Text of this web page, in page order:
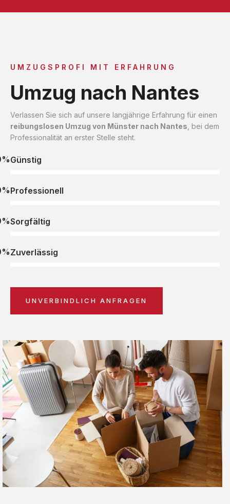
UMZUGSPROFI MIT ERFAHRUNG
Umzug nach Nantes
Verlassen Sie sich auf unsere langjährige Erfahrung für einen
reibungslosen Umzug von Münster nach Nantes , bei dem
Professionalität an erster Stelle steht.
Günstig
Professionell
Sorgfältig
Zuverlässig
UNVERBINDLICH ANFRAGEN